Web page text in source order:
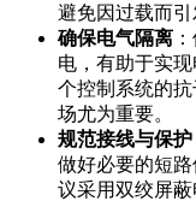
避免因过载而引
确保电气隔离
电，有助于实
个控制系统的
场尤为重要。
规范接线与保护
做好必要的短
议采用双绞屏